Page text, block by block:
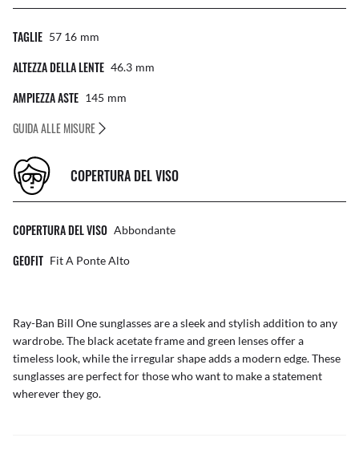
TAGLIE 57 16 Mm
ALTEZZA DELLA LENTE 46.3 Mm
AMPIEZZA ASTE 145 Mm
GUIDA ALLE MISURE
COPERTURA DEL VISO
COPERTURA DEL VISO Abbondante
GEOFIT Fit A Ponte Alto
Ray-Ban Bill One sunglasses are a sleek and stylish addition to any
wardrobe. The black acetate frame and green lenses offer a
timeless look, while the irregular shape adds a modern edge. These
sunglasses are perfect for those who want to make a statement
wherever they go.